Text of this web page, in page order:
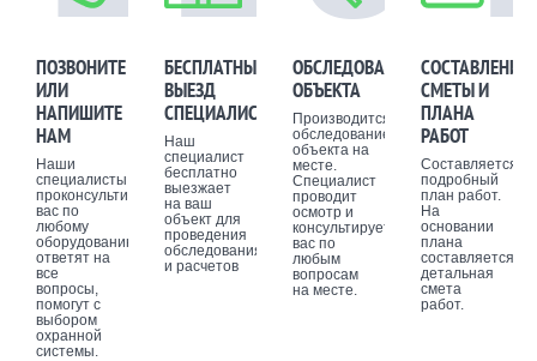
ПОЗВОНИТЕ
ИЛИ
НАПИШИТЕ
НАМ
Наши
специалисты
проконсультируют
вас по
любому
оборудованию,
ответят на
все
вопросы,
помогут с
выбором
охранной
системы.
БЕСПЛАТНЫЙ
ВЫЕЗД
СПЕЦИАЛИСТА
Наш
специалист
бесплатно
выезжает
на ваш
объект для
проведения
обследования
и расчетов
ОБСЛЕДОВАНИЕ
ОБЪЕКТА
Производится
обследование
объекта на
месте.
Специалист
проводит
осмотр и
консультирует
вас по
любым
вопросам
на месте.
СОСТАВЛЕНИЕ
СМЕТЫ И
ПЛАНА
РАБОТ
Составляется
подробный
план работ.
На
основании
плана
составляется
детальная
смета
работ.